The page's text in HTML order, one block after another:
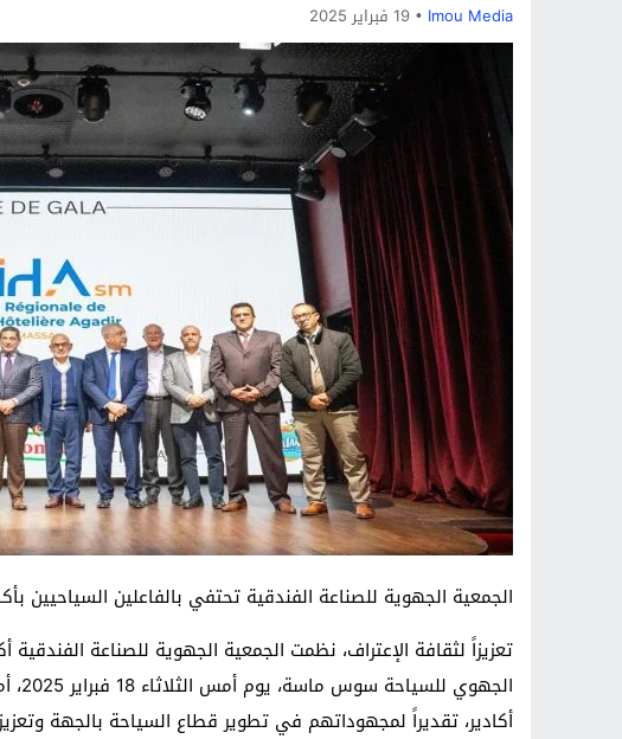
Imou Media 19 فبراير 2025
الجمعية الجهوية للصناعة الفندقية تحتفي بالفاعلين السياحيين
تعزيزاً لثقافة الإعتراف، نظمت الجمعية الجهوية للصناعة
أكادير، تقديراً لمجهوداتهم في تطوير قطاع السياحة بالجهة